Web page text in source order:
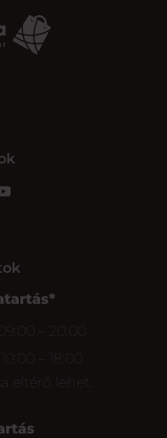
09:00 – 20:00
eltérő lehet.